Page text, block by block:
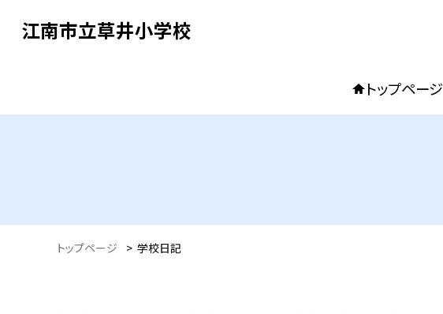
江南市立草井小学校
トップページ
トップページ > 学校日記